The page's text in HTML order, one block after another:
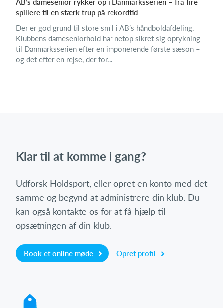
AB’s damesenior rykker op i Danmarksserien – fra fire
spillere til en stærk trup på rekordtid
Der er god grund til store smil i AB’s håndboldafdeling.
Klubbens dameseniorhold har netop sikret sig oprykning
til Danmarksserien efter en imponerende første sæson –
og det efter en rejse, der for...
Klar til at komme i gang?
Udforsk Holdsport, eller opret en konto med det
samme og begynd at administrere din klub. Du
kan også kontakte os for at få hjælp til
opsætningen af din klub.
Book et online møde Opret profil